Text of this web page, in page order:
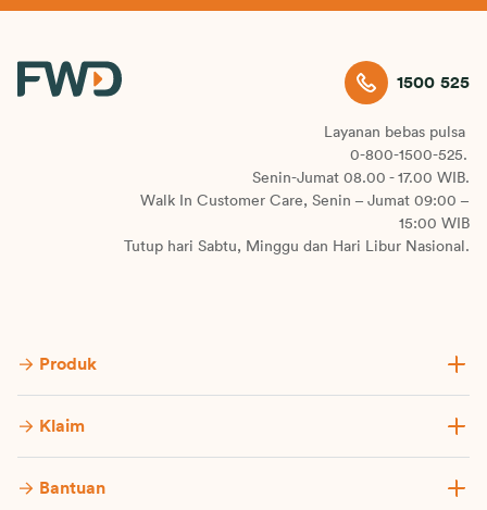
1500 525
Layanan bebas pulsa
0-800-1500-525.
Senin-Jumat 08.00 - 17.00 WIB.
Walk In Customer Care, Senin – Jumat 09:00 –
15:00 WIB
Tutup hari Sabtu, Minggu dan Hari Libur Nasional.
Produk
Klaim
Bantuan